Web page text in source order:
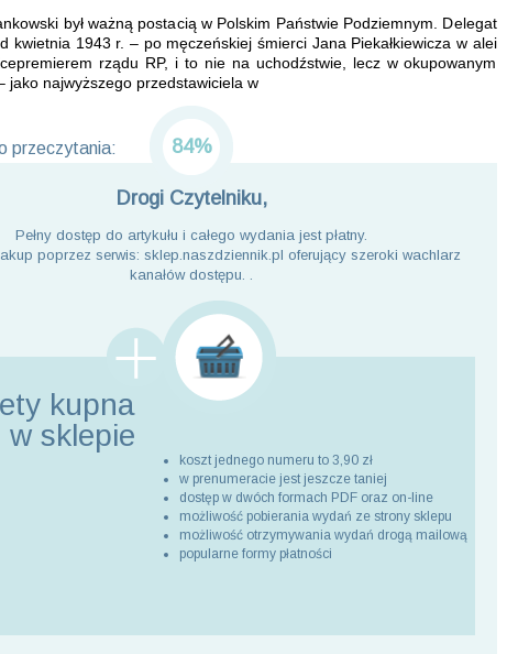
był ważną postacią w Polskim Państwie Podziemnym. Delegat
kwietnia 1943 r. – po męczeńskiej śmierci Jana Piekałkiewicza w alei
rządu RP, i to nie na uchodźstwie, lecz w okupowanym
jako najwyższego przedstawiciela w
przeczytania: 84%
Drogi Czytelniku,
Pełny dostęp do artykułu i całego wydania jest płatny.
poprzez serwis: sklep.naszdziennik.pl oferujący szeroki wachlarz
kanałów dostępu. .
kupna
w sklepie
koszt jednego numeru to 3,90 zł
w prenumeracie jest jeszcze taniej
dostęp w dwóch formach PDF oraz on-line
możliwość pobierania wydań ze strony sklepu
możliwość otrzymywania wydań drogą mailową
popularne formy płatności